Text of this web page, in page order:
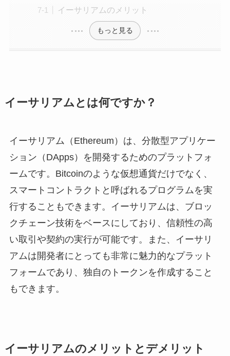
イーサリアムのメリット
もっと見る
イーサリアムとは何ですか？
イーサリアム（Ethereum）は、分散型アプリケー
ション（DApps）を開発するためのプラットフォ
ームです。Bitcoinのような仮想通貨だけでなく、
スマートコントラクトと呼ばれるプログラムを実
行することもできます。イーサリアムは、ブロッ
クチェーン技術をベースにしており、信頼性の高
い取引や契約の実行が可能です。また、イーサリ
アムは開発者にとっても非常に魅力的なプラット
フォームであり、独自のトークンを作成すること
もできます。
イーサリアムのメリットとデメリット